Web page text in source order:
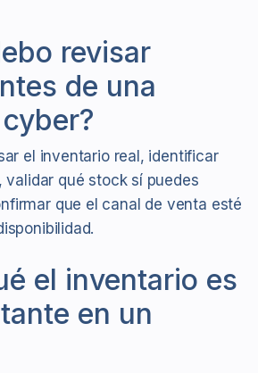
revisar
de una
el inventario real, identificar
qué stock sí puedes
que el canal de venta esté
el inventario es
en un